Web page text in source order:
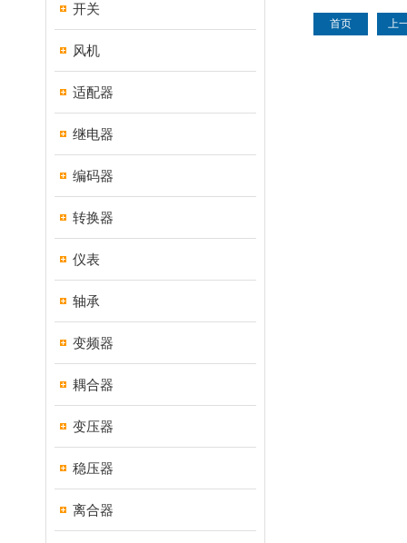
开关
风机
适配器
继电器
编码器
转换器
仪表
轴承
变频器
耦合器
变压器
稳压器
离合器
首页 上